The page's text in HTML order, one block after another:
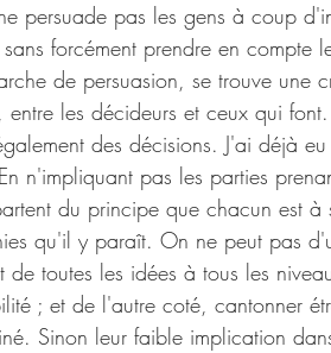
persuade pas les gens à coup
sans forcément prendre en
de persuasion, se trouve une
entre les décideurs et ceux qui
des décisions. J'ai déjà
n'impliquant pas les parties
du principe que chacun est
qu'il y paraît. On ne peut pas
de toutes les idées à tous les
; et de l'autre coté, cantonner
Sinon leur faible implication